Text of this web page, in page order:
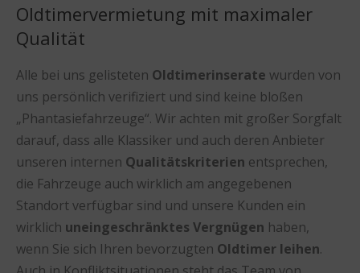
Oldtimervermietung mit maximaler
Qualität
Alle bei uns gelisteten Oldtimerinserate wurden von
uns persönlich verifiziert und sind keine bloßen
„Phantasiefahrzeuge“. Wir achten mit großer Sorgfalt
darauf, dass alle Klassiker und auch deren Anbieter
unseren internen Qualitätskriterien entsprechen,
die Fahrzeuge auch wirklich am angegebenen
Standort verfügbar sind und unsere Kunden ein
wirklich uneingeschränktes Vergnügen haben,
wenn Sie sich Ihren bevorzugten Oldtimer leihen.